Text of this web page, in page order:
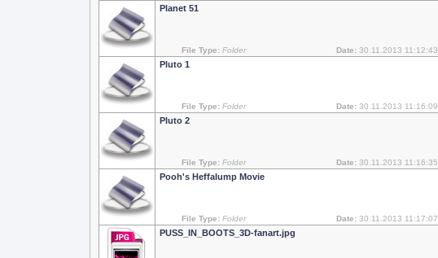
Planet 51
File Type: Folder Date:30.11.2013 11:12:43
Pluto 1
File Type: Folder Date:30.11.2013 11:16:09
Pluto 2
File Type: Folder Date:30.11.2013 11:16:35
Pooh's Heffalump Movie
File Type: Folder Date:30.11.2013 11:17:07
PUSS_IN_BOOTS_3D-fanart.jpg